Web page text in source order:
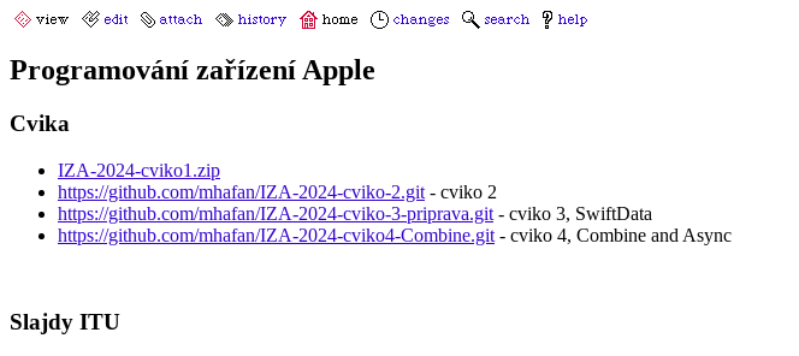
Programování zařízení Apple
Cvika
IZA-2024-cviko1.zip
https://github.com/mhafan/IZA-2024-cviko-2.git - cviko 2
https://github.com/mhafan/IZA-2024-cviko-3-priprava.git - cviko 3, SwiftData
https://github.com/mhafan/IZA-2024-cviko4-Combine.git - cviko 4, Combine and Async
Slajdy ITU